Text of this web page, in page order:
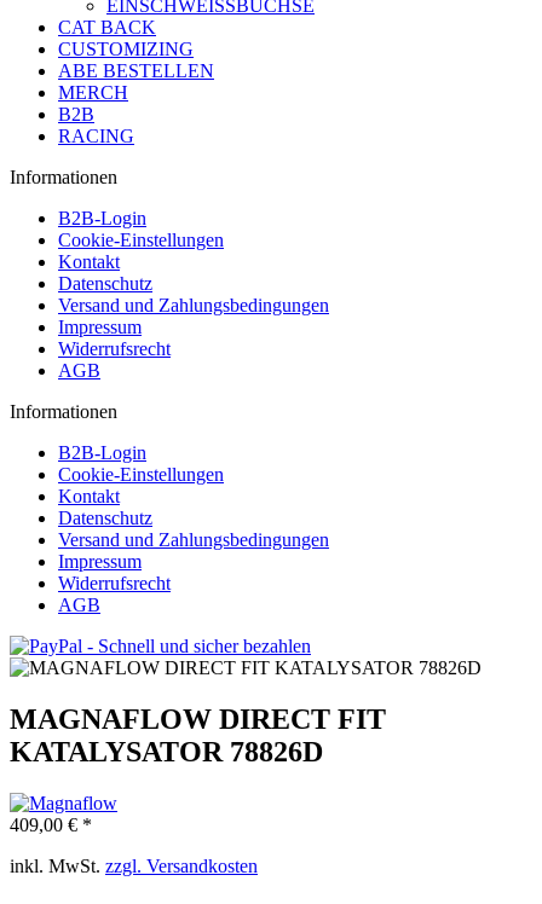
EINSCHWEISSBUCHSE
CAT BACK
CUSTOMIZING
ABE BESTELLEN
MERCH
B2B
RACING
Informationen
B2B-Login
Cookie-Einstellungen
Kontakt
Datenschutz
Versand und Zahlungsbedingungen
Impressum
Widerrufsrecht
AGB
Informationen
B2B-Login
Cookie-Einstellungen
Kontakt
Datenschutz
Versand und Zahlungsbedingungen
Impressum
Widerrufsrecht
AGB
MAGNAFLOW DIRECT FIT
KATALYSATOR 78826D
409,00 € *
inkl. MwSt. zzgl. Versandkosten